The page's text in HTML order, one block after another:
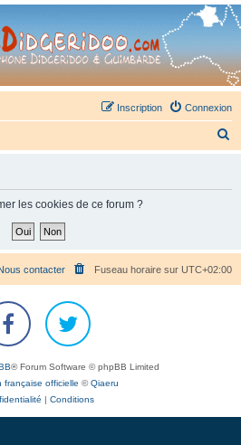
- retrouvez la communauté.
Connexion
Inscription
c
h
les cookies de ce forum ?
Fuseau horaire sur UTC+02:00
contacter
® Forum Software © phpBB Limited
française officielle ©Qiaeru
Conditions